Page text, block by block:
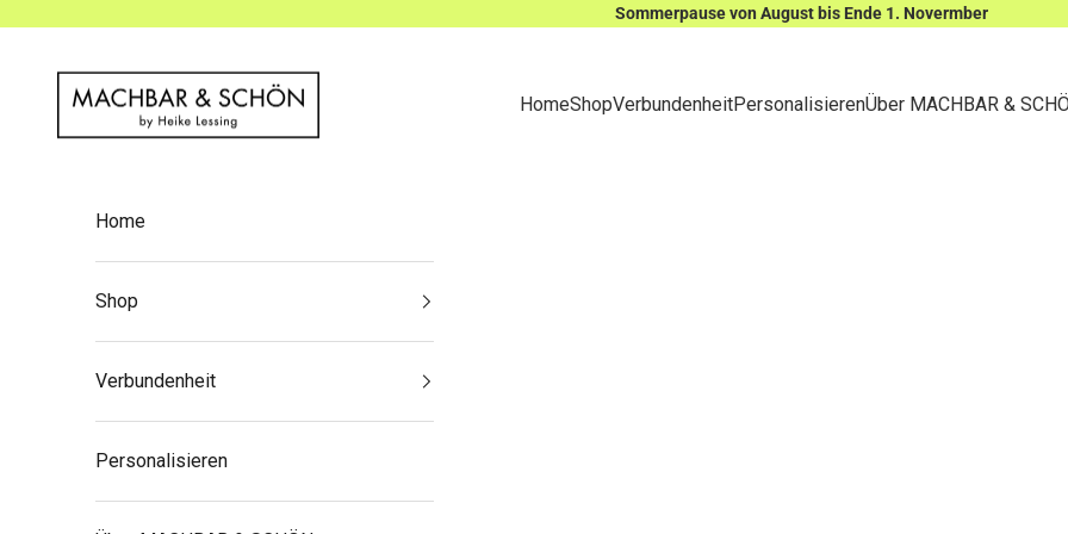
Sommerpause von August bis Ende 1. Novermber
MACHBAR & SCHÖN
HomeShopVerbundenheitPersonalisierenÜber MACHBAR &
Home
Shop
Verbundenheit
Personalisieren